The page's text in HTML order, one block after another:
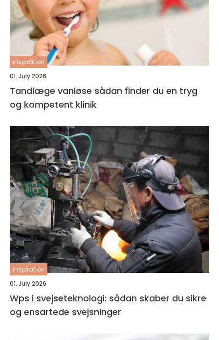
inspiration
01. July 2026
Tandlæge vanløse sådan finder du en tryg
og kompetent klinik
inspiration
01. July 2026
Wps i svejseteknologi: sådan skaber du sikre
og ensartede svejsninger